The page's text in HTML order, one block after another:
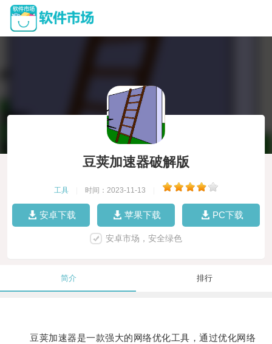
豆荚加速器破解版
工具 时间：2023-11-13
安卓下载 苹果下载 PC下载
安卓市场，安全绿色
简介 排行
豆荚加速器是一款强大的网络优化工具，通过优化网络